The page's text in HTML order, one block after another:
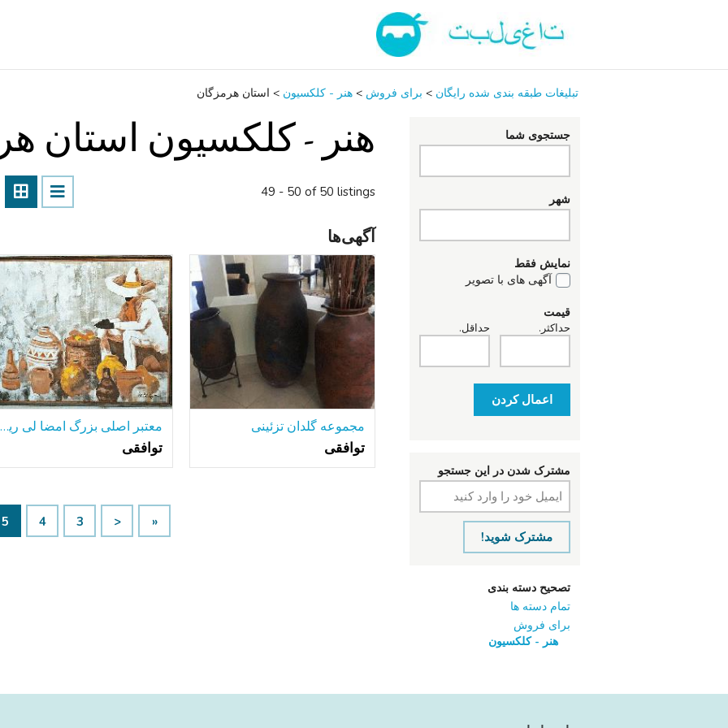
تبلیغات طبقه بندی شده رایگان > برای فروش > هنر - کلکسیون > استان هرمزگان
جستجوی شما
شهر
نمایش فقط
آگهی های با تصویر
قیمت
حداقل. حداکثر.
اعمال کردن
مشترک شدن در این جستجو
مشترک شوید!
تصحیح دسته بندی
تمام دسته ها
برای فروش
هنر - کلکسیون
هنر - کلکسیون استان
49 - 50 of 50 listings
آگهی‌ها
مجموعه گلدان تزئینی
توافقی
معتبر اصلی بزرگ امضا لی رینولدز نقاشی رنگ و روغن قاب 62 ایکس
توافقی
«
<
3
4
5